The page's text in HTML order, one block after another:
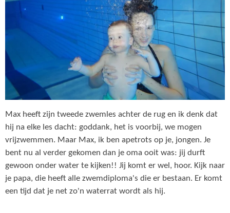
Max heeft zijn tweede zwemles achter de rug en ik denk dat
hij na elke les dacht: goddank, het is voorbij, we mogen
vrijzwemmen. Maar Max, ik ben apetrots op je, jongen. Je
bent nu al verder gekomen dan je oma ooit was: jij durft
gewoon onder water te kijken!! Jij komt er wel, hoor. Kijk naar
je papa, die heeft alle zwemdiploma's die er bestaan. Er komt
een tijd dat je net zo'n waterrat wordt als hij.